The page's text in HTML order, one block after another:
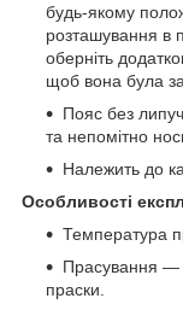
будь-якому
розташування в
оберніть
щоб вона була
Пояс без
та непомітно
Належить до
Особливості
Температура
Прасування —
праски.